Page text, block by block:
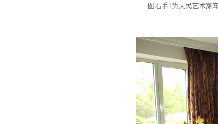
图右手1为人民艺术家车